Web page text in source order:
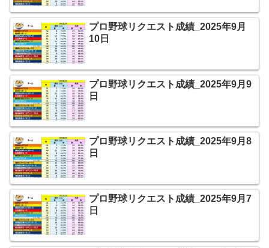
プロ野球リクエスト成績_2025年9月
10日
プロ野球リクエスト成績_2025年9月9
日
プロ野球リクエスト成績_2025年9月8
日
プロ野球リクエスト成績_2025年9月7
日